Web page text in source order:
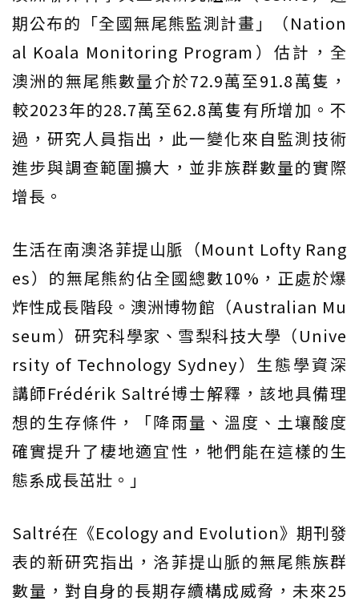
期公布的「全國無尾熊監測計畫」（Nation
al Koala Monitoring Program）估計，全
澳洲的無尾熊數量介於72.9萬至91.8萬隻，
較2023年的28.7萬至62.8萬隻有所增加。不
過，研究人員指出，此一變化來自監測技術
進步與調查範圍擴大，並非族群數量的實際
增長。
生活在南澳洛菲提山脈（Mount Lofty Rang
es）的無尾熊約佔全國總數10%，正處於爆
炸性成長階段。澳洲博物館（Australian Mu
seum）研究科學家、雪梨科技大學（Unive
rsity of Technology Sydney）生態學資深
講師Frédérik Saltré博士解釋，該地具備理
想的生存條件，「降雨量、溫度、土壤酸度
確實提升了棲地適宜性，牠們能在這樣的生
態系成長茁壯。」
Saltré在《Ecology and Evolution》期刊發
表的新研究指出，洛菲提山脈的無尾熊族群
數量，對自身的長期存續構成威脅，未來25